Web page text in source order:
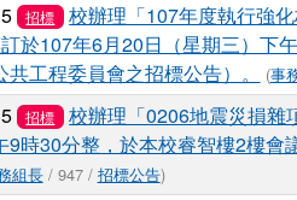
招標
校辦理「107年度執行強
於107年6月20日（星期三）下
工程委員會之招標公告）。
(事
招標
校辦理「0206地震災損雜
9時30分整，於本校睿智樓2樓
組長/ 947 / 招標公告)